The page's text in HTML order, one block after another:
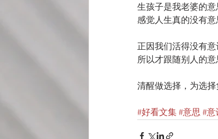
生孩子是我老婆的意
感觉人生真的没有意
正因我们活得没有意
所以才跟随别人的意
清醒做选择，为选择
#好看文集#意思#意